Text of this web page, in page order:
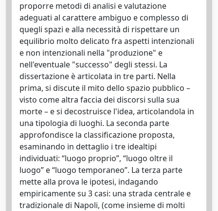
proporre metodi di analisi e valutazione
adeguati al carattere ambiguo e complesso di
quegli spazi e alla necessità di rispettare un
equilibrio molto delicato fra aspetti intenzionali
e non intenzionali nella "produzione" e
nell'eventuale "successo" degli stessi. La
dissertazione è articolata in tre parti. Nella
prima, si discute il mito dello spazio pubblico –
visto come altra faccia dei discorsi sulla sua
morte – e si decostruisce l'idea, articolandola in
una tipologia di luoghi. La seconda parte
approfondisce la classificazione proposta,
esaminando in dettaglio i tre idealtipi
individuati: “luogo proprio”, “luogo oltre il
luogo” e “luogo temporaneo”. La terza parte
mette alla prova le ipotesi, indagando
empiricamente su 3 casi: una strada centrale e
tradizionale di Napoli, (come insieme di molti